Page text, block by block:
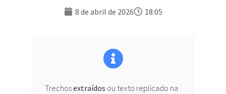
8 de abril de 2026 18:05
Trechosextraídos ou texto replicado na